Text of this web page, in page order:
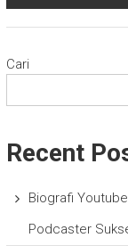
Cari
Recent
Biografi
Podcaster